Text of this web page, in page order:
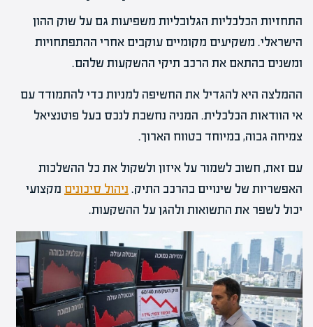
התחזיות הכלכליות הגלובליות משפיעות גם על שוק ההון
הישראלי. משקיעים מקומיים עוקבים אחרי ההתפתחויות
ומשנים בהתאם את הרכב תיקי ההשקעות שלהם.
ההמלצה היא להגדיל את החשיפה למניות כדי להתמודד עם
אי הוודאות הכלכלית. המניה נחשבת לנכס בעל פוטנציאל
צמיחה גבוה, במיוחד בטווח הארוך.
עם זאת, חשוב לשמור על איזון ולשקול את כל ההשלכות
האפשריות של שינויים בהרכב התיק. ניהול סיכונים מקצועי
יכול לשפר את התשואות ולהגן על ההשקעות.